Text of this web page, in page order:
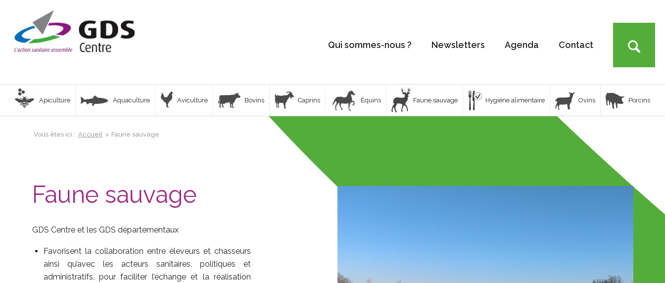
Qui sommes-nous ? Newsletters Agenda Contact
Apiculture Aquaculture Aviculture Bovins Caprins Équins Faune sauvage Hygiène alimentaire Ovins Porcins
Vous êtes ici : Accueil > Faune sauvage
Faune sauvage
GDS Centre et les GDS départementaux
Favorisent la collaboration entre éleveurs et chasseurs
ainsi qu’avec les acteurs sanitaires, politiques et
administratifs, pour faciliter l’échange et la réalisation